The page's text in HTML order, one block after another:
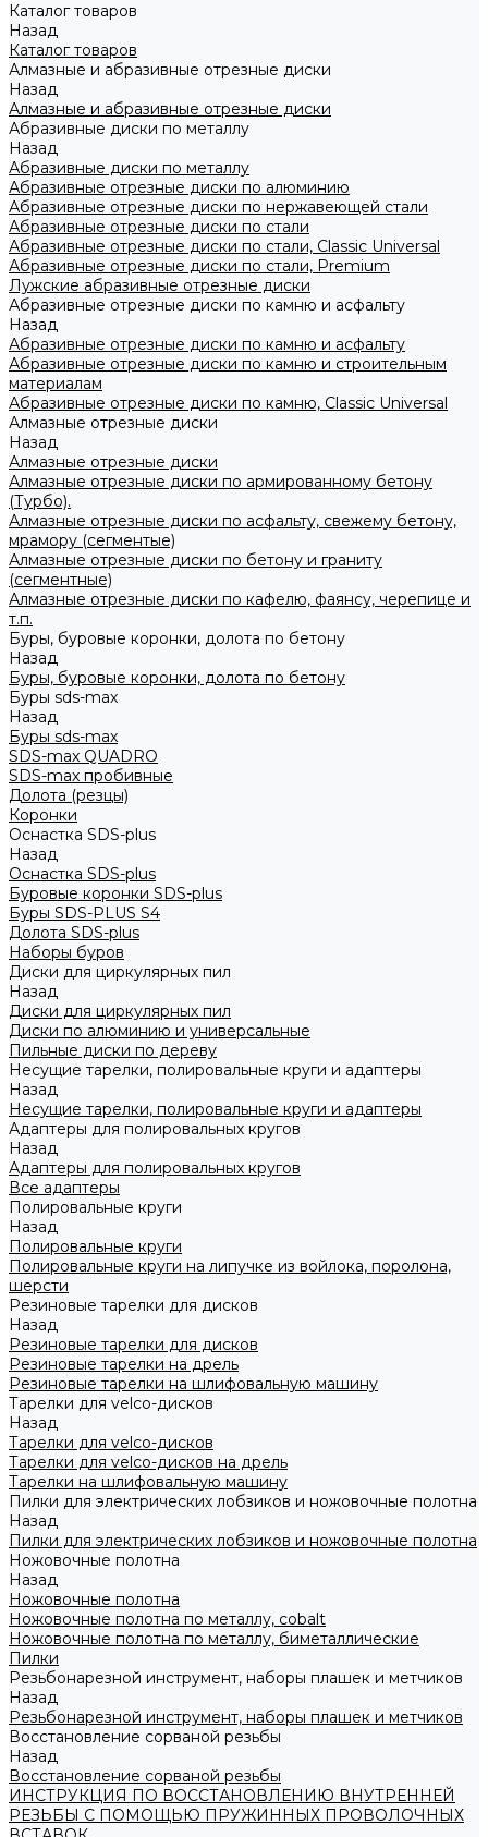
Каталог товаров
Назад
Каталог товаров
Алмазные и абразивные отрезные диски
Назад
Алмазные и абразивные отрезные диски
Абразивные диски по металлу
Назад
Абразивные диски по металлу
Абразивные отрезные диски по алюминию
Абразивные отрезные диски по нержавеющей стали
Абразивные отрезные диски по стали
Абразивные отрезные диски по стали, Classic Universal
Абразивные отрезные диски по стали, Premium
Лужские абразивные отрезные диски
Абразивные отрезные диски по камню и асфальту
Назад
Абразивные отрезные диски по камню и асфальту
Абразивные отрезные диски по камню и строительным
материалам
Абразивные отрезные диски по камню, Classic Universal
Алмазные отрезные диски
Назад
Алмазные отрезные диски
Алмазные отрезные диски по армированному бетону
(Турбо).
Алмазные отрезные диски по асфальту, свежему бетону,
мрамору (сегментые)
Алмазные отрезные диски по бетону и граниту
(сегментные)
Алмазные отрезные диски по кафелю, фаянсу, черепице и
т.п.
Буры, буровые коронки, долота по бетону
Назад
Буры, буровые коронки, долота по бетону
Буры sds-max
Назад
Буры sds-max
SDS-max QUADRO
SDS-max пробивные
Долота (резцы)
Коронки
Оснастка SDS-plus
Назад
Оснастка SDS-plus
Буровые коронки SDS-plus
Буры SDS-PLUS S4
Долота SDS-plus
Наборы буров
Диски для циркулярных пил
Назад
Диски для циркулярных пил
Диски по алюминию и универсальные
Пильные диски по дереву
Несущие тарелки, полировальные круги и адаптеры
Назад
Несущие тарелки, полировальные круги и адаптеры
Адаптеры для полировальных кругов
Назад
Адаптеры для полировальных кругов
Все адаптеры
Полировальные круги
Назад
Полировальные круги
Полировальные круги на липучке из войлока, поролона,
шерсти
Резиновые тарелки для дисков
Назад
Резиновые тарелки для дисков
Резиновые тарелки на дрель
Резиновые тарелки на шлифовальную машину
Тарелки для velco-дисков
Назад
Тарелки для velco-дисков
Тарелки для velco-дисков на дрель
Тарелки на шлифовальную машину
Пилки для электрических лобзиков и ножовочные полотна
Назад
Пилки для электрических лобзиков и ножовочные полотна
Ножовочные полотна
Назад
Ножовочные полотна
Ножовочные полотна по металлу, cobalt
Ножовочные полотна по металлу, биметаллические
Пилки
Резьбонарезной инструмент, наборы плашек и метчиков
Назад
Резьбонарезной инструмент, наборы плашек и метчиков
Восстановление сорваной резьбы
Назад
Восстановление сорваной резьбы
ИНСТРУКЦИЯ ПО ВОССТАНОВЛЕНИЮ ВНУТРЕННЕЙ
РЕЗЬБЫ С ПОМОЩЬЮ ПРУЖИННЫХ ПРОВОЛОЧНЫХ